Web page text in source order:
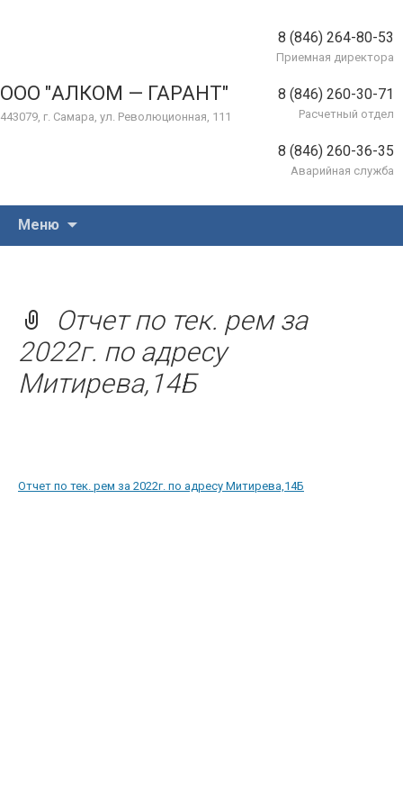
ООО "АЛКОМ — ГАРАНТ"
443079, г. Самара, ул. Революционная, 111
8 (846) 264-80-53
Приемная директора
8 (846) 260-30-71
Расчетный отдел
8 (846) 260-36-35
Аварийная служба
Меню
Отчет по тек. рем за
2022г. по адресу
Митирева,14Б
Отчет по тек. рем за 2022г. по адресу Митирева,14Б